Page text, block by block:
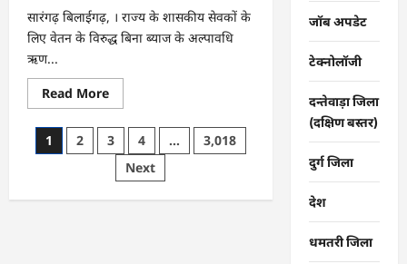
सारंगढ़ बिलाईगढ़, । राज्य के शासकीय सेवकों के
लिए वेतन के विरुद्ध बिना ब्याज के अल्पावधि
ऋण...
Read MoreRead
more
CG
:
वेतन
आधार
Posts
1 2 3 4 …
3,018
Next
जॉब अपडेट
टेक्नोलॉजी
दन्तेवाड़ा जिला
(दक्षिण बस्तर)
दुर्ग जिला
देश
धमतरी जिला